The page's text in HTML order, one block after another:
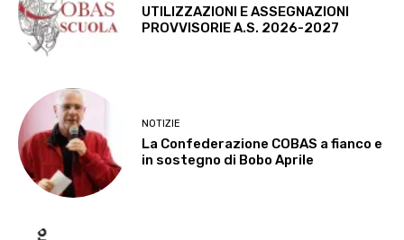
UTILIZZAZIONI E ASSEGNAZIONI
PROVVISORIE A.S. 2026-2027
NOTIZIE
La Confederazione COBAS a fianco e
in sostegno di Bobo Aprile